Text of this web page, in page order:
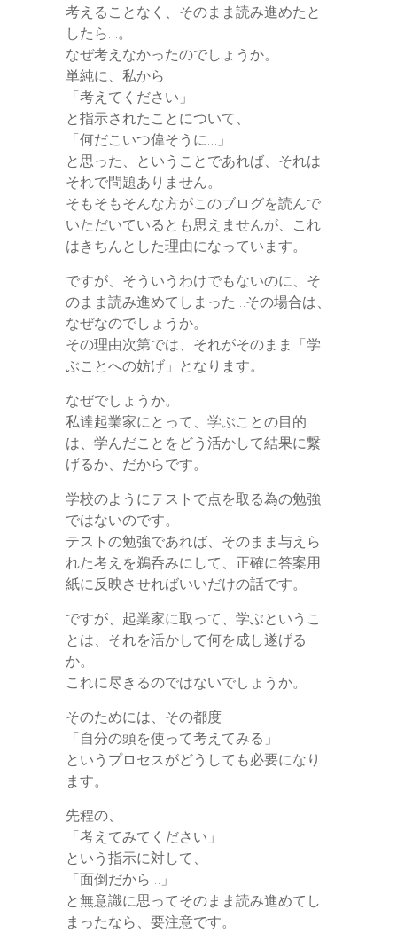
考えることなく、そのまま読み進めたと
したら…。
なぜ考えなかったのでしょうか。
単純に、私から
「考えてください」
と指示されたことについて、
「何だこいつ偉そうに…」
と思った、ということであれば、それは
それで問題ありません。
そもそもそんな方がこのブログを読んで
いただいているとも思えませんが、これ
はきちんとした理由になっています。
ですが、そういうわけでもないのに、そ
のまま読み進めてしまった…その場合は、
なぜなのでしょうか。
その理由次第では、それがそのまま「学
ぶことへの妨げ」となります。
なぜでしょうか。
私達起業家にとって、学ぶことの目的
は、学んだことをどう活かして結果に繋
げるか、だからです。
学校のようにテストで点を取る為の勉強
ではないのです。
テストの勉強であれば、そのまま与えら
れた考えを鵜呑みにして、正確に答案用
紙に反映させればいいだけの話です。
ですが、起業家に取って、学ぶというこ
とは、それを活かして何を成し遂げる
か。
これに尽きるのではないでしょうか。
そのためには、その都度
「自分の頭を使って考えてみる」
というプロセスがどうしても必要になり
ます。
先程の、
「考えてみてください」
という指示に対して、
「面倒だから…」
と無意識に思ってそのまま読み進めてし
まったなら、要注意です。